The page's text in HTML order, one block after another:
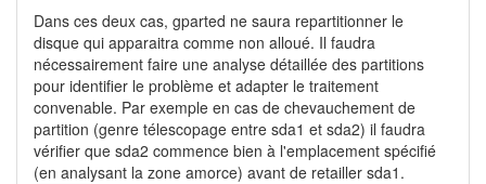
Dans ces deux cas, gparted ne saura repartitionner le
disque qui apparaitra comme non alloué. Il faudra
nécessairement faire une analyse détaillée des partitions
pour identifier le problème et adapter le traitement
convenable. Par exemple en cas de chevauchement de
partition (genre télescopage entre sda1 et sda2) il faudra
vérifier que sda2 commence bien à l'emplacement spécifié
(en analysant la zone amorce) avant de retailler sda1.